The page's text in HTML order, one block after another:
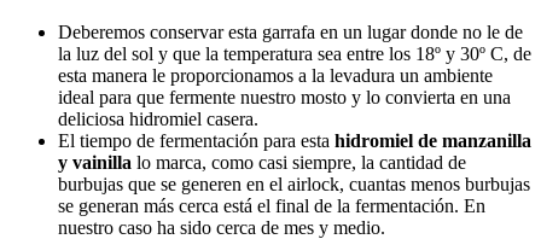
Deberemos conservar esta garrafa en un lugar donde no le de
la luz del sol y que la temperatura sea entre los 18º y 30º C, de
esta manera le proporcionamos a la levadura un ambiente
ideal para que fermente nuestro mosto y lo convierta en una
deliciosa hidromiel casera.
El tiempo de fermentación para esta hidromiel de manzanilla
y vainilla lo marca, como casi siempre, la cantidad de
burbujas que se generen en el airlock, cuantas menos burbujas
se generan más cerca está el final de la fermentación. En
nuestro caso ha sido cerca de mes y medio.